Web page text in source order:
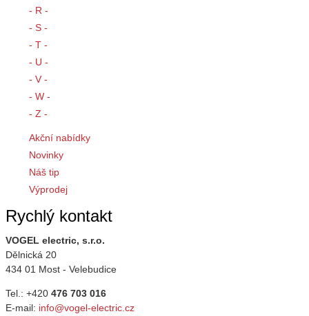
- R -
- S -
- T -
- U -
- V -
- W -
- Z -
Akční nabídky
Novinky
Náš tip
Výprodej
Rychlý kontakt
VOGEL electric, s.r.o.
Dělnická 20
434 01 Most - Velebudice
Tel.: +420 476 703 016
E-mail: info@vogel-electric.cz